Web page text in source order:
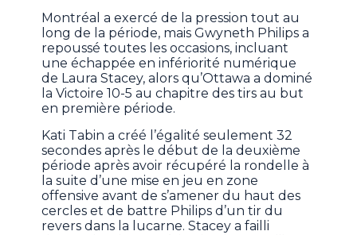
Montréal a exercé de la pression tout au
long de la période, mais Gwyneth Philips a
repoussé toutes les occasions, incluant
une échappée en infériorité numérique
de Laura Stacey, alors qu’Ottawa a dominé
la Victoire 10-5 au chapitre des tirs au but
en première période.
Kati Tabin a créé l’égalité seulement 32
secondes après le début de la deuxième
période après avoir récupéré la rondelle à
la suite d’une mise en jeu en zone
offensive avant de s’amener du haut des
cercles et de battre Philips d’un tir du
revers dans la lucarne. Stacey a failli